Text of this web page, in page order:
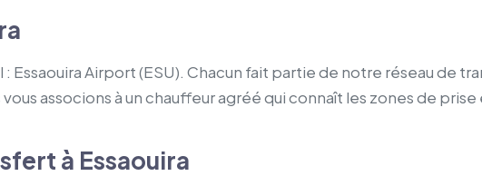
Essaouira Airport (ESU). Chacun fait partie de notre réseau de
associons à un chauffeur agréé qui connaît les zones de prise
à Essaouira